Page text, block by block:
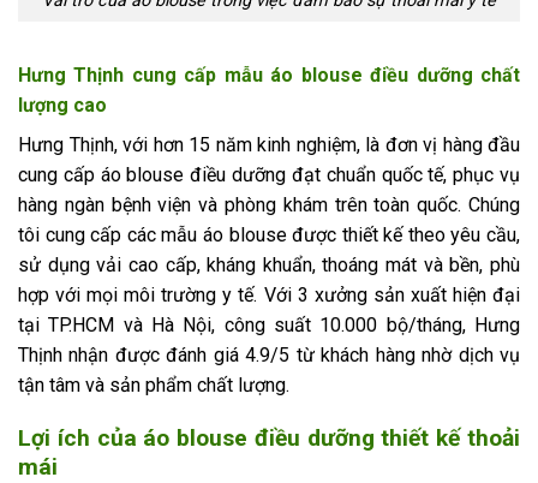
Hưng Thịnh cung cấp mẫu áo blouse điều dưỡng chất
lượng cao
Hưng Thịnh, với hơn 15 năm kinh nghiệm, là đơn vị hàng đầu
cung cấp áo blouse điều dưỡng đạt chuẩn quốc tế, phục vụ
hàng ngàn bệnh viện và phòng khám trên toàn quốc. Chúng
tôi cung cấp các mẫu áo blouse được thiết kế theo yêu cầu,
sử dụng vải cao cấp, kháng khuẩn, thoáng mát và bền, phù
hợp với mọi môi trường y tế. Với 3 xưởng sản xuất hiện đại
tại TP.HCM và Hà Nội, công suất 10.000 bộ/tháng, Hưng
Thịnh nhận được đánh giá 4.9/5 từ khách hàng nhờ dịch vụ
tận tâm và sản phẩm chất lượng.
Lợi ích của áo blouse điều dưỡng thiết kế thoải
mái